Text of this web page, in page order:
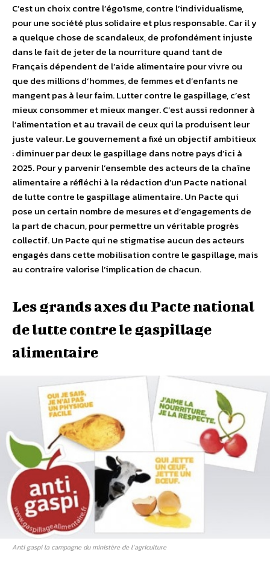
C’est un choix contre l’égoïsme, contre l’individualisme,
pour une société plus solidaire et plus responsable. Car il y
a quelque chose de scandaleux, de profondément injuste
dans le fait de jeter de la nourriture quand tant de
Français dépendent de l’aide alimentaire pour vivre ou
que des millions d’hommes, de femmes et d’enfants ne
mangent pas à leur faim. Lutter contre le gaspillage, c’est
mieux consommer et mieux manger. C’est aussi redonner à
l’alimentation et au travail de ceux qui la produisent leur
juste valeur. Le gouvernement a fixé un objectif ambitieux
: diminuer par deux le gaspillage dans notre pays d’ici à
2025. Pour y parvenir l’ensemble des acteurs de la chaîne
alimentaire a réfléchi à la rédaction d’un Pacte national
de lutte contre le gaspillage alimentaire. Un Pacte qui
pose un certain nombre de mesures et d’engagements de
la part de chacun, pour permettre un véritable progrès
collectif. Un Pacte qui ne stigmatise aucun des acteurs
engagés dans cette mobilisation contre le gaspillage, mais
au contraire valorise l’implication de chacun.
Les grands axes du Pacte national
de lutte contre le gaspillage
alimentaire
Anti gaspi la campagne du ministère de l’agriculture